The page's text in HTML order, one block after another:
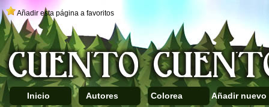
Añadir esta página a favoritos
Inicio Autores Colorea Añadir nuevo